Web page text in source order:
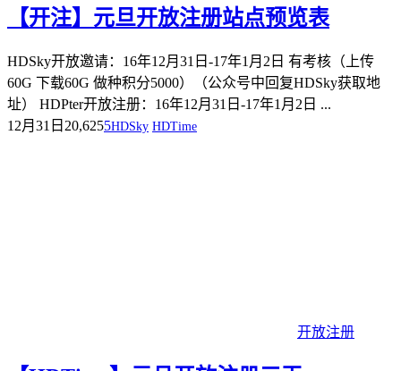
【开注】元旦开放注册站点预览表
HDSky开放邀请：16年12月31日-17年1月2日 有考核（上传
60G 下载60G 做种积分5000）（公众号中回复HDSky获取地
址） HDPter开放注册：16年12月31日-17年1月2日 ...
12月31日 20,6255HDSky HDTime
开放注册